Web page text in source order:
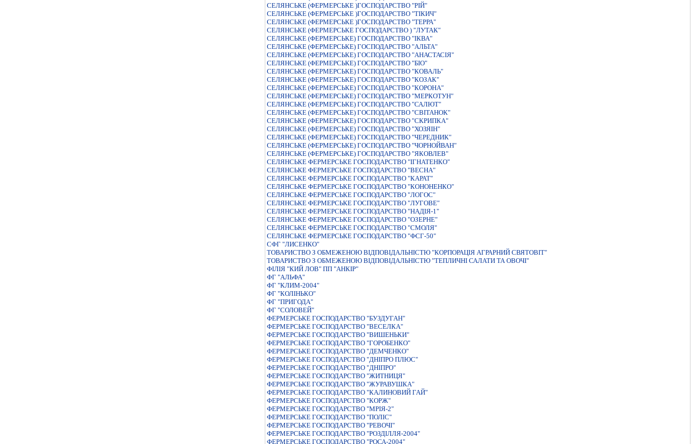
СЕЛЯНСЬКЕ (ФЕРМЕРСЬКЕ )ГОСПОДАРСТВО "РIЙ"
СЕЛЯНСЬКЕ (ФЕРМЕРСЬКЕ )ГОСПОДАРСТВО "ТIКИЧ"
СЕЛЯНСЬКЕ (ФЕРМЕРСЬКЕ )ГОСПОДАРСТВО "ТЕРРА"
СЕЛЯНСЬКЕ (ФЕРМЕРСЬКЕ ГОСПОДАРСТВО ) "ЛУТАК"
СЕЛЯНСЬКЕ (ФЕРМЕРСЬКЕ) ГОСПОДАРСТВО "ІКВА"
СЕЛЯНСЬКЕ (ФЕРМЕРСЬКЕ) ГОСПОДАРСТВО "АЛЬТА"
СЕЛЯНСЬКЕ (ФЕРМЕРСЬКЕ) ГОСПОДАРСТВО "АНАСТАСІЯ"
СЕЛЯНСЬКЕ (ФЕРМЕРСЬКЕ) ГОСПОДАРСТВО "БІО"
СЕЛЯНСЬКЕ (ФЕРМЕРСЬКЕ) ГОСПОДАРСТВО "КОВАЛЬ"
СЕЛЯНСЬКЕ (ФЕРМЕРСЬКЕ) ГОСПОДАРСТВО "КОЗАК"
СЕЛЯНСЬКЕ (ФЕРМЕРСЬКЕ) ГОСПОДАРСТВО "КОРОНА"
СЕЛЯНСЬКЕ (ФЕРМЕРСЬКЕ) ГОСПОДАРСТВО "МЕРКОТУН"
СЕЛЯНСЬКЕ (ФЕРМЕРСЬКЕ) ГОСПОДАРСТВО "САЛЮТ"
СЕЛЯНСЬКЕ (ФЕРМЕРСЬКЕ) ГОСПОДАРСТВО "СВIТАНОК"
СЕЛЯНСЬКЕ (ФЕРМЕРСЬКЕ) ГОСПОДАРСТВО "СКРИПКА"
СЕЛЯНСЬКЕ (ФЕРМЕРСЬКЕ) ГОСПОДАРСТВО "ХОЗЯIН"
СЕЛЯНСЬКЕ (ФЕРМЕРСЬКЕ) ГОСПОДАРСТВО "ЧЕРЕДНИК"
СЕЛЯНСЬКЕ (ФЕРМЕРСЬКЕ) ГОСПОДАРСТВО "ЧОРНОЙВАН"
СЕЛЯНСЬКЕ (ФЕРМЕРСЬКЕ) ГОСПОДАРСТВО "ЯКОВЛЕВ"
СЕЛЯНСЬКЕ ФЕРМЕРСЬКЕ ГОСПОДАРСТВО "IГНАТЕНКО"
СЕЛЯНСЬКЕ ФЕРМЕРСЬКЕ ГОСПОДАРСТВО "ВЕСНА"
СЕЛЯНСЬКЕ ФЕРМЕРСЬКЕ ГОСПОДАРСТВО "КАРАТ"
СЕЛЯНСЬКЕ ФЕРМЕРСЬКЕ ГОСПОДАРСТВО "КОНОНЕНКО"
СЕЛЯНСЬКЕ ФЕРМЕРСЬКЕ ГОСПОДАРСТВО "ЛОГОС"
СЕЛЯНСЬКЕ ФЕРМЕРСЬКЕ ГОСПОДАРСТВО "ЛУГОВЕ"
СЕЛЯНСЬКЕ ФЕРМЕРСЬКЕ ГОСПОДАРСТВО "НАДIЯ-1"
СЕЛЯНСЬКЕ ФЕРМЕРСЬКЕ ГОСПОДАРСТВО "ОЗЕРНЕ"
СЕЛЯНСЬКЕ ФЕРМЕРСЬКЕ ГОСПОДАРСТВО "СМОЛЯ"
СЕЛЯНСЬКЕ ФЕРМЕРСЬКЕ ГОСПОДАРСТВО "ФСГ-50"
СФГ "ЛИСЕНКО"
ТОВАРИСТВО З ОБМЕЖЕНОЮ ВІДПОВІДАЛЬНІСТЮ "КОРПОРАЦІЯ АГРАРНИЙ СВЯТОВІТ"
ТОВАРИСТВО З ОБМЕЖЕНОЮ ВІДПОВІДАЛЬНІСТЮ "ТЕПЛИЧНІ САЛАТИ ТА ОВОЧІ"
ФІЛІЯ "КИЙ ЛОВ" ПП "АНКІР"
ФГ "АЛЬФА"
ФГ "КЛИМ-2004"
ФГ "КОЛІНЬКО"
ФГ "ПРИГОДА"
ФГ "СОЛОВЕЙ"
ФЕРМЕРСЬКЕ ГОСПОДАРСТВО "БУЗДУГАН"
ФЕРМЕРСЬКЕ ГОСПОДАРСТВО "ВЕСЕЛКА"
ФЕРМЕРСЬКЕ ГОСПОДАРСТВО "ВИШЕНЬКИ"
ФЕРМЕРСЬКЕ ГОСПОДАРСТВО "ГОРОБЕНКО"
ФЕРМЕРСЬКЕ ГОСПОДАРСТВО "ДЕМЧЕНКО"
ФЕРМЕРСЬКЕ ГОСПОДАРСТВО "ДНIПРО ПЛЮС"
ФЕРМЕРСЬКЕ ГОСПОДАРСТВО "ДНIПРО"
ФЕРМЕРСЬКЕ ГОСПОДАРСТВО "ЖИТНИЦЯ"
ФЕРМЕРСЬКЕ ГОСПОДАРСТВО "ЖУРАВУШКА"
ФЕРМЕРСЬКЕ ГОСПОДАРСТВО "КАЛИНОВИЙ ГАЙ"
ФЕРМЕРСЬКЕ ГОСПОДАРСТВО "КОРЖ"
ФЕРМЕРСЬКЕ ГОСПОДАРСТВО "МРIЯ-2"
ФЕРМЕРСЬКЕ ГОСПОДАРСТВО "ПОЛIС"
ФЕРМЕРСЬКЕ ГОСПОДАРСТВО "РЕВОЧI"
ФЕРМЕРСЬКЕ ГОСПОДАРСТВО "РОЗДІЛЛЯ-2004"
ФЕРМЕРСЬКЕ ГОСПОДАРСТВО "РОСА-2004"